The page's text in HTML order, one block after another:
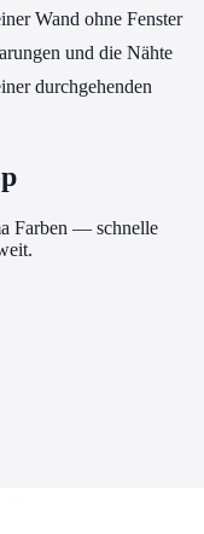
Wand ohne Fenster
und die Nähte
durchgehenden
Farben — schnelle